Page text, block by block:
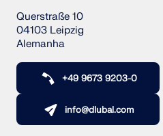
Querstraße 10
04103 Leipzig
Alemanha
+49 9673 9203-0
info@dlubal.com